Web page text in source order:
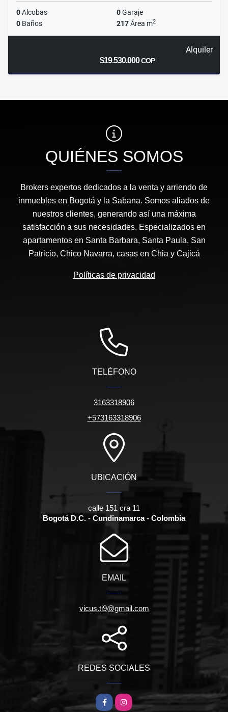
0Alcobas 0Garaje
0 Baños 217Área m2
Alquiler
$19.530.000COP
QUIÉNES SOMOS
Brokers expertos dedicados a la venta y arriendo de
inmuebles en Bogotá y la Sabana. Somos aliados de
nuestros clientes, generando así una máxima
satisfacción a sus necesidades. Especializados en
apartamentos en Santa Barbara, Santa Paula, San
Patricio, Chico Navarra, casas en Chia y Cajicá
Políticas de privacidad
TELÉFONO
3163318906
+573163318906
UBICACIÓN
calle 151 cra 11
Bogotá D.C. - Cundinamarca - Colombia
EMAIL
vicus.ti9@gmail.com
REDES SOCIALES
FacebookInstagram